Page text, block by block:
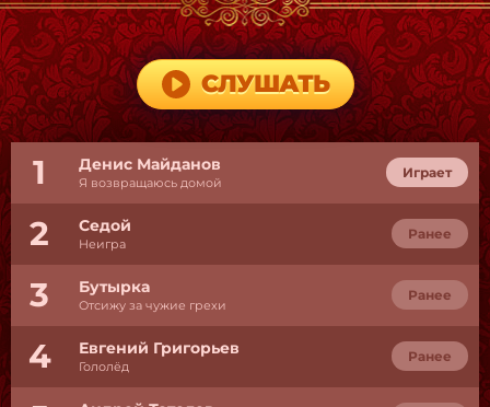
СЛУШАТЬ
1 Денис Майданов
Я возвращаюсь домой
Играет
2 Седой
Неигра
Ранее
3 Бутырка
Отсижу за чужие грехи
Ранее
4 Евгений Григорьев
Гололёд
Ранее